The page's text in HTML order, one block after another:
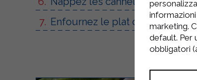
Enfournez le plat de
marketing.
default. Per
obbligatori